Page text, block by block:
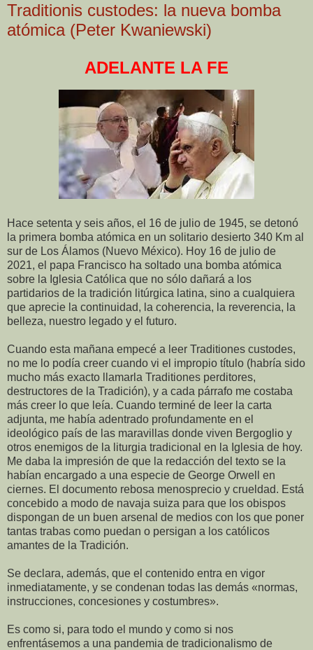
Traditionis custodes: la nueva bomba
atómica (Peter Kwaniewski)
ADELANTE LA FE
Hace setenta y seis años, el 16 de julio de 1945, se detonó
la primera bomba atómica en un solitario desierto 340 Km al
sur de Los Álamos (Nuevo México). Hoy 16 de julio de
2021, el papa Francisco ha soltado una bomba atómica
sobre la Iglesia Católica que no sólo dañará a los
partidarios de la tradición litúrgica latina, sino a cualquiera
que aprecie la continuidad, la coherencia, la reverencia, la
belleza, nuestro legado y el futuro.
Cuando esta mañana empecé a leer Traditiones custodes,
no me lo podía creer cuando vi el impropio título (habría sido
mucho más exacto llamarla Traditiones perditores,
destructores de la Tradición), y a cada párrafo me costaba
más creer lo que leía. Cuando terminé de leer la carta
adjunta, me había adentrado profundamente en el
ideológico país de las maravillas donde viven Bergoglio y
otros enemigos de la liturgia tradicional en la Iglesia de hoy.
Me daba la impresión de que la redacción del texto se la
habían encargado a una especie de George Orwell en
ciernes. El documento rebosa menosprecio y crueldad. Está
concebido a modo de navaja suiza para que los obispos
dispongan de un buen arsenal de medios con los que poner
tantas trabas como puedan o persigan a los católicos
amantes de la Tradición.
Se declara, además, que el contenido entra en vigor
inmediatamente, y se condenan todas las demás «normas,
instrucciones, concesiones y costumbres».
Es como si, para todo el mundo y como si nos
enfrentásemos a una pandemia de tradicionalismo de